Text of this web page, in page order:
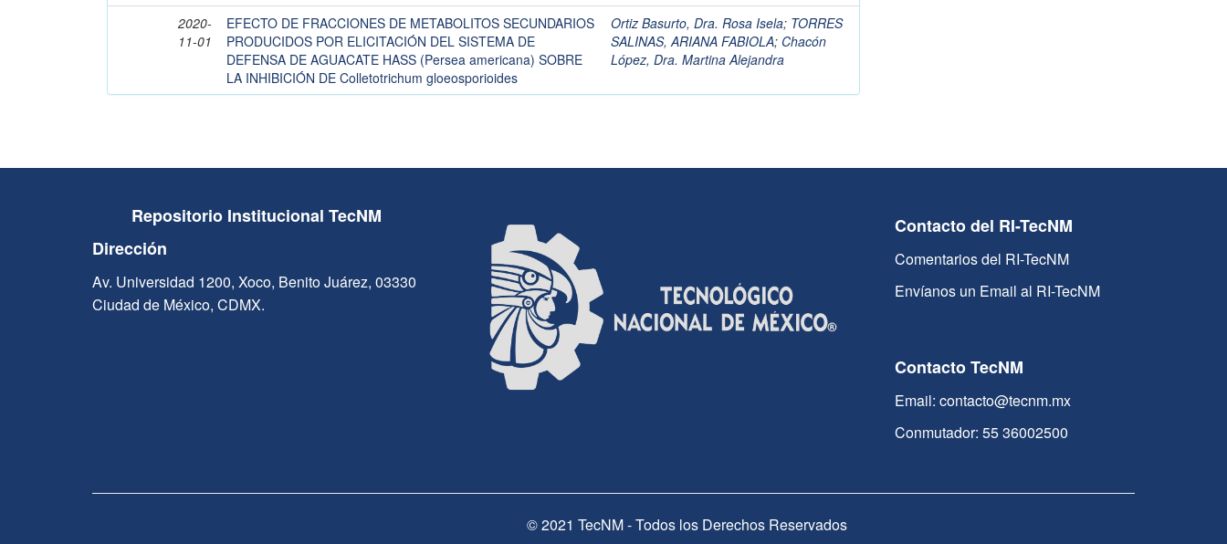
2020-
11-01
EFECTO DE FRACCIONES DE METABOLITOS SECUNDARIOS
PRODUCIDOS POR ELICITACIÓN DEL SISTEMA DE
DEFENSA DE AGUACATE HASS (Persea americana) SOBRE
LA INHIBICIÓN DE Colletotrichum gloeosporioides
Ortiz Basurto, Dra. Rosa Isela; TORRES
SALINAS, ARIANA FABIOLA; Chacón
López, Dra. Martina Alejandra
Repositorio Institucional TecNM
Dirección
Av. Universidad 1200, Xoco, Benito Juárez, 03330
Ciudad de México, CDMX.
Contacto del RI-TecNM
Comentarios del RI-TecNM
Envíanos un Email al RI-TecNM
Contacto TecNM
Email: contacto@tecnm.mx
Conmutador: 55 36002500
© 2021 TecNM - Todos los Derechos Reservados